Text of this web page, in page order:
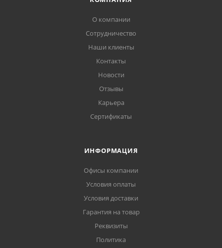
О компании
Сотрудничество
Наши клиенты
Контакты
Новости
Отзывы
Карьера
Сертификаты
ИНФОРМАЦИЯ
Офисы компании
Условия оплаты
Условия доставки
Гарантия на товар
Реквизиты
Политика